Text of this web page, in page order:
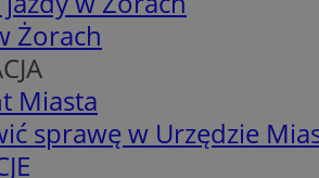
Żorach
Miasta
sprawę w Urzędzie